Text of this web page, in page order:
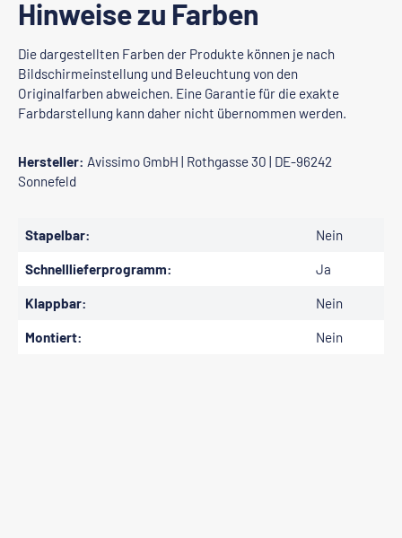
Hinweise zu Farben
Die dargestellten Farben der Produkte können je nach
Bildschirmeinstellung und Beleuchtung von den
Originalfarben abweichen. Eine Garantie für die exakte
Farbdarstellung kann daher nicht übernommen werden.
Hersteller: Avissimo GmbH | Rothgasse 30 | DE-96242
Sonnefeld
Stapelbar: Nein
Schnelllieferprogramm: Ja
Klappbar: Nein
Montiert: Nein